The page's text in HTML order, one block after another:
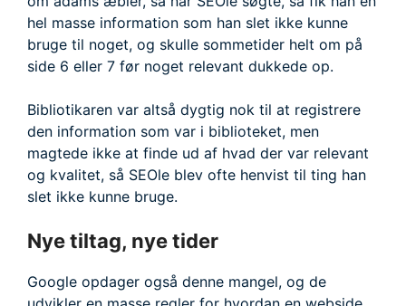
hel masse information som han slet ikke kunne
bruge til noget, og skulle sommetider helt om på
side 6 eller 7 før noget relevant dukkede op.
Bibliotikaren var altså dygtig nok til at registrere
den information som var i biblioteket, men
magtede ikke at finde ud af hvad der var relevant
og kvalitet, så SEOle blev ofte henvist til ting han
slet ikke kunne bruge.
Nye tiltag, nye tider
Google opdager også denne mangel, og de